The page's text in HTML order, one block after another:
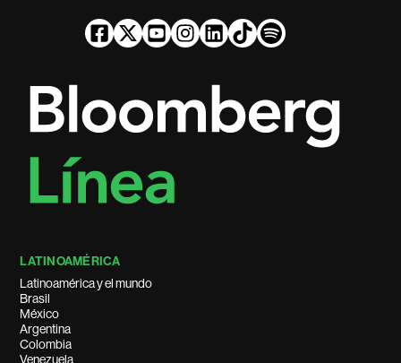
LATINOAMÉRICA
Latinoamérica y el mundo
Brasil
México
Argentina
Colombia
Venezuela